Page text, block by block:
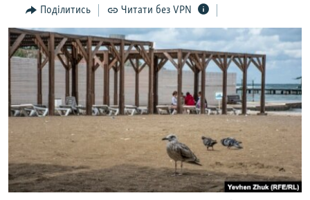
Перейти
до
пошуку
ПОГЛЯД
ІНТЕРВ'Ю
ВСЕ ЗА ДЕНЬ
СПЕЦПРОЕКТИ
ДЕПОРТАЦІЯ
ВІДЕОУРОКИ «ELIFBE»
СВІДЧЕННЯ ОКУПАЦІЇ
УКРАЇНСЬКА ПРОБЛЕМА КРИМУ
ЯК ОБІЙТИ БЛОКУВАННЯ
Русский
Qırımtatar
Поділитись Читати без VPN